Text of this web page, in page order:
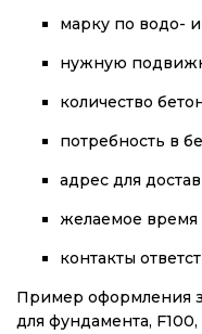
марку по водо-
нужную
количество
потребность в
адрес для
желаемое время
контакты
Пример оформления
для фундамента,